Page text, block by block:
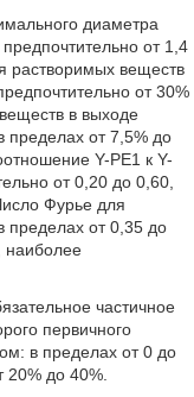
диаметра
от 1,4
растворимых веществ
от 30%
в выходе
пределах от 7,5% до
Y-PE1 к Y-
от 0,20 до 0,60,
Фурье для
пределах от 0,35 до
наиболее
частичное
первичного
в пределах от 0 до
20% до 40%.